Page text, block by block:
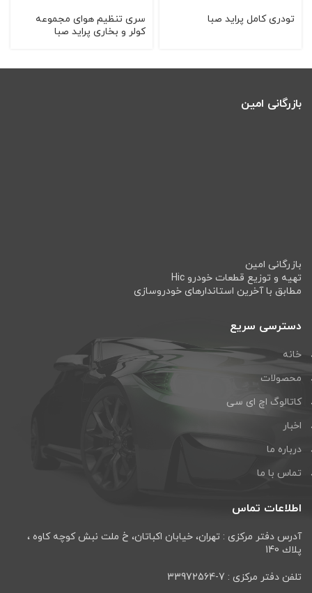
تودری کامل پراید صبا
سری تنظیم هوای مجموعه
کولر و بخاری پراید صبا
بازرگانی امین
بازرگانی امین
تهیه و توزیع قطعات خودرو Hic
مطابق با آخرین استاندارهای خودروسازی
دسترسی سریع
خانه
محصولات
کاتالوگ اچ ای سی
اخبار
درباره ما
تماس با ما
اطلاعات تماس
آدرس دفتر مرکزی : تهران، خيابان اكباتان، خ ملت نبش كوچه كاوه ،
پلاك 140
تلفن دفتر مرکزی : 7-33972564